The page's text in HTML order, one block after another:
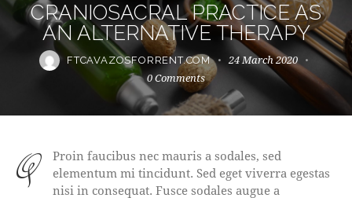
CRANIOSACRAL PRACTICE AS
AN ALTERNATIVE THERAPY
FTCAVAZOSFORRENT.COM
24 March 2020
0 Comments
qProin faucibus nec mauris a sodales, sed
elementum mi tincidunt. Sed eget viverra egestas
nisi in consequat. Fusce sodales augue a